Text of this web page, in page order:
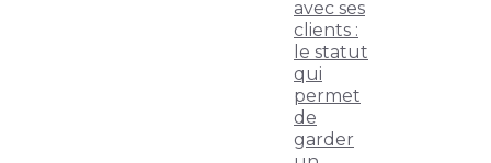
avec ses
clients :
le statut
qui
permet
de
garder